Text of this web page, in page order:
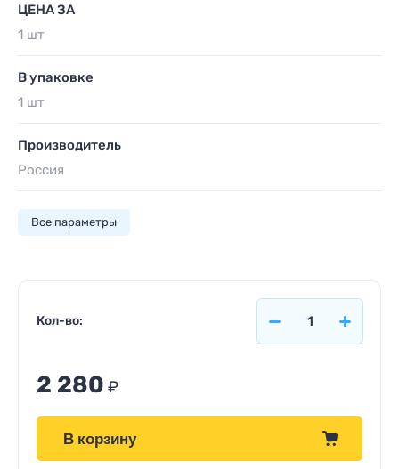
ЦЕНА ЗА
1 шт
В упаковке
1 шт
Производитель
Россия
Все параметры
Кол-во:
2 280 ₽
В корзину